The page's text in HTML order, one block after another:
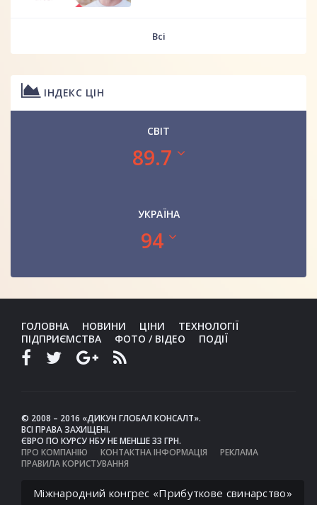
Всі
ІНДЕКС ЦІН
СВІТ
89.7
УКРАЇНА
94
ГОЛОВНА НОВИНИ ЦІНИ
ТЕХНОЛОГІЇ
ПІДПРИЄМСТВА
ФОТО / ВІДЕО ПОДІЇ
© 2008 – 2016 «ДИКУН ГЛОБАЛ КОНСАЛТ».
ВСІ ПРАВА ЗАХИЩЕНІ.
ЄВРО ПО КУРСУ НБУ НЕ МЕНШЕ 33 ГРН.
ПРО КОМПАНІЮ
КОНТАКТНА ІНФОРМАЦІЯ
РЕКЛАМА
ПРАВИЛА КОРИСТУВАННЯ
Міжнародний конгрес «Прибуткове свинарство»